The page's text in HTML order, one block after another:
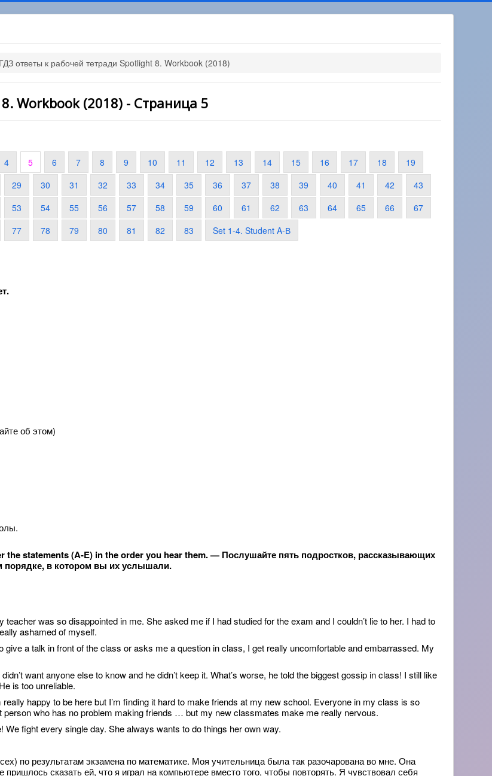
ГДЗ ответы к рабочей тетради Spotlight 8. Workbook (2018)
Workbook (2018) - Страница 5
4 5 6 7 8 9 10 11 12 13 14 15 16 17 18
19
29 30 31 32 33 34 35 36 37 38 39 40 41 42
43
53 54 55 56 57 58 59 60 61 62 63 64 65 66
67
77 78 79 80 81 82 83 Set 1-4. Student A-В
об этом)
the statements (A-E) in the order you hear them. — Послушайте пять подростков, рассказывающих
порядке, в котором вы их услышали.
was so disappointed in me. She asked me if I had studied for the exam and I couldn’t lie to her. I had to
ashamed of myself.
a talk in front of the class or asks me a question in class, I get really uncomfortable and embarrassed. My
want anyone else to know and he didn’t keep it. What’s worse, he told the biggest gossip in class! I still like
is too unreliable.
happy to be here but I’m finding it hard to make friends at my new school. Everyone in my class is so
person who has no problem making friends … but my new classmates make me really nervous.
fight every single day. She always wants to do things her own way.
по результатам экзамена по математике. Моя учительница была так разочарована во мне. Она
сказать ей, что я играл на компьютере вместо того, чтобы повторять. Я чувствовал себя